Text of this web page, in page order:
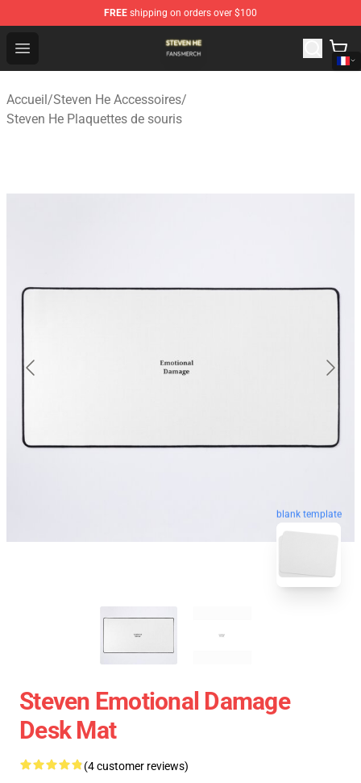
FREE shipping on orders over $100
Open menu
Steven He Shop - Official Steven He Merchandise Store
Accueil/Steven He Accessoires/
Steven He Plaquettes de souris
blank template
Steven Emotional Damage
Desk Mat
(4 customer reviews)